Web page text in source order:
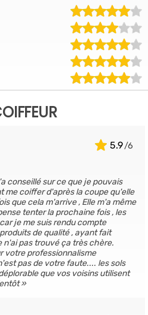
5.9
conseillé sur ce que je pouvais
me coiffer d'après la coupe qu'elle
que cela m'arrive , Elle m'a même
tenter la prochaine fois , les
je me suis rendu compte
de qualité , ayant fait
pas trouvé ça très chère.
votre professionnalisme
pas de votre faute.... les sols
que vos voisins utilisent